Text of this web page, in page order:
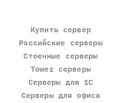
Купить сервер
Российские серверы
Стоечные серверы
Tower серверы
Серверы для 1С
Серверы для офиса